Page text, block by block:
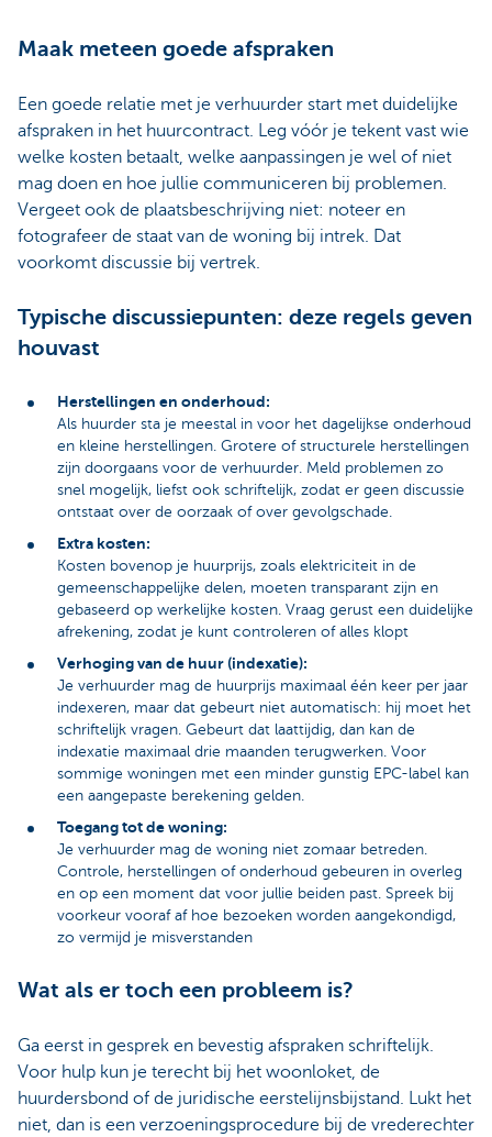
Maak meteen goede afspraken
Een goede relatie met je verhuurder start met duidelijke
afspraken in het huurcontract. Leg vóór je tekent vast wie
welke kosten betaalt, welke aanpassingen je wel of niet
mag doen en hoe jullie communiceren bij problemen.
Vergeet ook de plaatsbeschrijving niet: noteer en
fotografeer de staat van de woning bij intrek. Dat
voorkomt discussie bij vertrek.
Typische discussiepunten: deze regels geven
houvast
Herstellingen en onderhoud:
Als huurder sta je meestal in voor het dagelijkse onderhoud
en kleine herstellingen. Grotere of structurele herstellingen
zijn doorgaans voor de verhuurder. Meld problemen zo
snel mogelijk, liefst ook schriftelijk, zodat er geen discussie
ontstaat over de oorzaak of over gevolgschade.
Extra kosten:
Kosten bovenop je huurprijs, zoals elektriciteit in de
gemeenschappelijke delen, moeten transparant zijn en
gebaseerd op werkelijke kosten. Vraag gerust een duidelijke
afrekening, zodat je kunt controleren of alles klopt
Verhoging van de huur (indexatie):
Je verhuurder mag de huurprijs maximaal één keer per jaar
indexeren, maar dat gebeurt niet automatisch: hij moet het
schriftelijk vragen. Gebeurt dat laattijdig, dan kan de
indexatie maximaal drie maanden terugwerken. Voor
sommige woningen met een minder gunstig EPC-label kan
een aangepaste berekening gelden.
Toegang tot de woning:
Je verhuurder mag de woning niet zomaar betreden.
Controle, herstellingen of onderhoud gebeuren in overleg
en op een moment dat voor jullie beiden past. Spreek bij
voorkeur vooraf af hoe bezoeken worden aangekondigd,
zo vermijd je misverstanden
Wat als er toch een probleem is?
Ga eerst in gesprek en bevestig afspraken schriftelijk.
Voor hulp kun je terecht bij het woonloket, de
huurdersbond of de juridische eerstelijnsbijstand. Lukt het
niet, dan is een verzoeningsprocedure bij de vrederechter